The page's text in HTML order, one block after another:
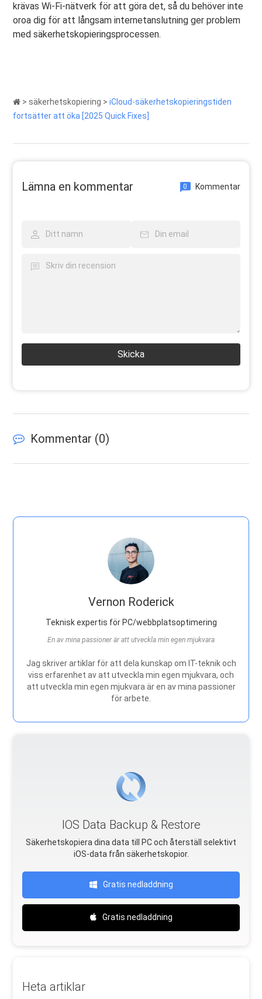
krävas Wi-Fi-nätverk för att göra det, så du behöver inte
oroa dig för att långsam internetanslutning ger problem
med säkerhetskopieringsprocessen.
> säkerhetskopiering >iCloud-säkerhetskopieringstiden
fortsätter att öka [2025 Quick Fixes]
Lämna en kommentar 0 Kommentar
Skicka
Kommentar (0)
Vernon Roderick
Teknisk expertis för PC/webbplatsoptimering
En av mina passioner är att utveckla min egen mjukvara
Jag skriver artiklar för att dela kunskap om IT-teknik och
viss erfarenhet av att utveckla min egen mjukvara, och
att utveckla min egen mjukvara är en av mina passioner
för arbete.
IOS Data Backup & Restore
Säkerhetskopiera dina data till PC och återställ selektivt
iOS-data från säkerhetskopior.
Gratis nedladdning
Gratis nedladdning
Heta artiklar